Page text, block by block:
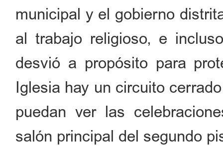
municipal y el gobierno
al trabajo religioso, e
desvió a propósito para
Iglesia hay un circuito
puedan ver las
salón principal del segundo